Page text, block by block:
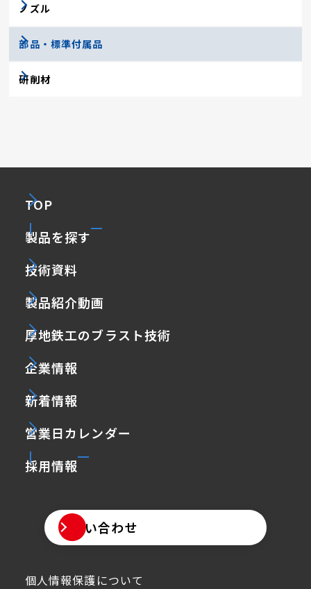
ノズル
部品・標準付属品
研削材
TOP
製品を探す
技術資料
製品紹介動画
厚地鉄工のブラスト技術
企業情報
新着情報
営業日カレンダー
採用情報
お問い合わせ
個人情報保護について